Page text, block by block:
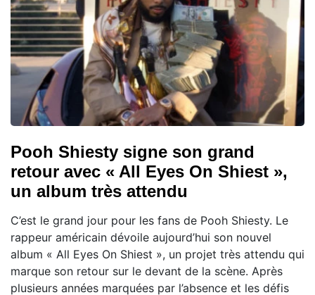
Pooh Shiesty signe son grand
retour avec « All Eyes On Shiest »,
un album très attendu
C’est le grand jour pour les fans de Pooh Shiesty. Le
rappeur américain dévoile aujourd’hui son nouvel
album « All Eyes On Shiest », un projet très attendu qui
marque son retour sur le devant de la scène. Après
plusieurs années marquées par l’absence et les défis